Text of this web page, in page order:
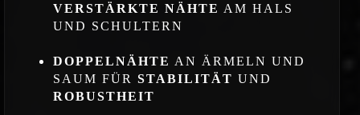
VERSTÄRKTE NÄHTE AM HALS
UND SCHULTERN
DOPPELNÄHTE AN ÄRMELN UND
SAUM FÜR STABILITÄT UND
ROBUSTHEIT